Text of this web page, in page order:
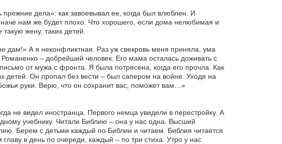
прежние дела»: как завоевывал ее, когда был влюблен. И
нам же будет плохо. Что хорошего, если дома нелюбимая и
жену, таких детей.
дам!» А я неконфликтная. Раз уж свекровь меня приняла, ума
– добрейший человек. Его мама осталась доживать с
от мужа с фронта. Я была потрясена, когда его прочла. Как
детей. Он пропал без вести – был сапером на войне. Уходя на
руки. Верю, что он сохранит вас, поможет вам…»
не видел иностранца. Первого немца увидели в перестройку. А
учебнику. Читали Библию – она у нас одна. Высший
Берем с детьми каждый по Библии и читаем. Библия читается
в день по очереди, каждый – по три стиха. Утро у нас